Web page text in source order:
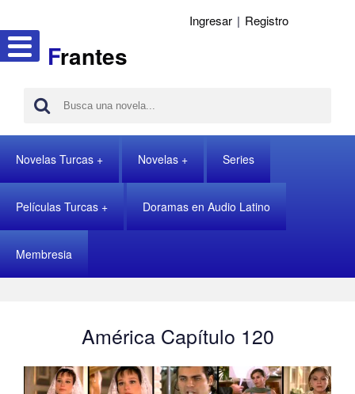
Frantes
Ingresar | Registro
Novelas Turcas Novelas Series
Películas Turcas Doramas en Audio Latino
Membresia
América Capítulo 120